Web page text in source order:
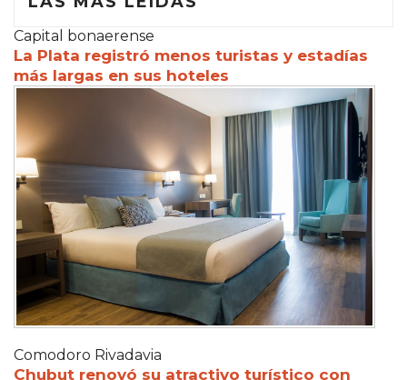
Capital bonaerense
La Plata registró menos turistas y estadías
más largas en sus hoteles
Comodoro Rivadavia
Chubut renovó su atractivo turístico con